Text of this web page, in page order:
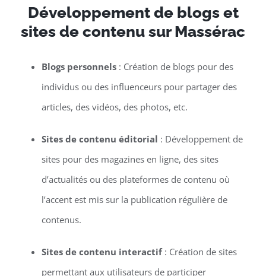
Développement de blogs et
sites de contenu sur Massérac
Blogs personnels: Création de blogs pour des
individus ou des influenceurs pour partager des
articles, des vidéos, des photos, etc.
Sites de contenu éditorial : Développement de
sites pour des magazines en ligne, des sites
d’actualités ou des plateformes de contenu où
l’accent est mis sur la publication régulière de
contenus.
Sites de contenu interactif: Création de sites
permettant aux utilisateurs de participer